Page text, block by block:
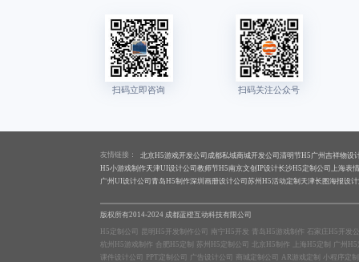
友情链接： 北京H5游戏开发公司 成都私域商城开发公司 清明节H5 广州吉祥物设
H5小游戏制作天津UI设计公司 教师节H5 南京文创IP设计长沙H5定制公司
上海表
广州UI设计公司 青岛H5制作深圳画册设计公司 苏州H5活动定制 天津长图海报设计
版权所有2014-2024 成都蓝橙互动科技有限公司
H5定制公司 昆明H5开发制作公司 南宁H5开发 青岛H5游戏制作
石家庄H5开发
杭州H5游戏制作
合肥H5定制 苏州H5定制公司 北京H5制作 上海H5定制 广州
课件设计公司
PPT定制公司 广告设计公司 商城定制公司 AR游戏定制 小程序定制